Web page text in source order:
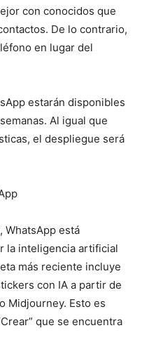
con conocidos que
De lo contrario,
en lugar del
estarán disponibles
Al igual que
el despliegue será
WhatsApp está
la inteligencia artificial
más reciente incluye
con IA a partir de
Midjourney. Esto es
que se encuentra